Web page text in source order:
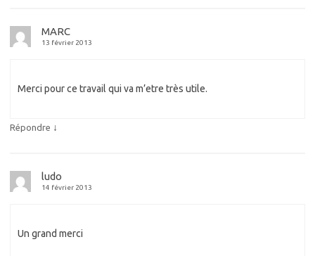
MARC
13 février 2013
Merci pour ce travail qui va m’etre très utile.
Répondre ↓
ludo
14 février 2013
Un grand merci